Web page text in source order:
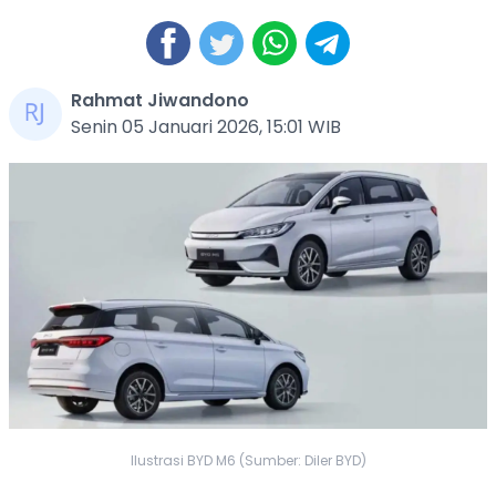
Rahmat Jiwandono
Senin 05 Januari 2026, 15:01 WIB
Ilustrasi BYD M6 (Sumber: Diler BYD)